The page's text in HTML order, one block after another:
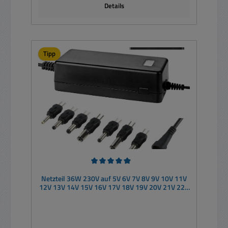
Details
Tipp
Netzteil 36W 230V auf 5V 6V 7V 8V 9V 10V 11V
12V 13V 14V 15V 16V 17V 18V 19V 20V 21V 22V